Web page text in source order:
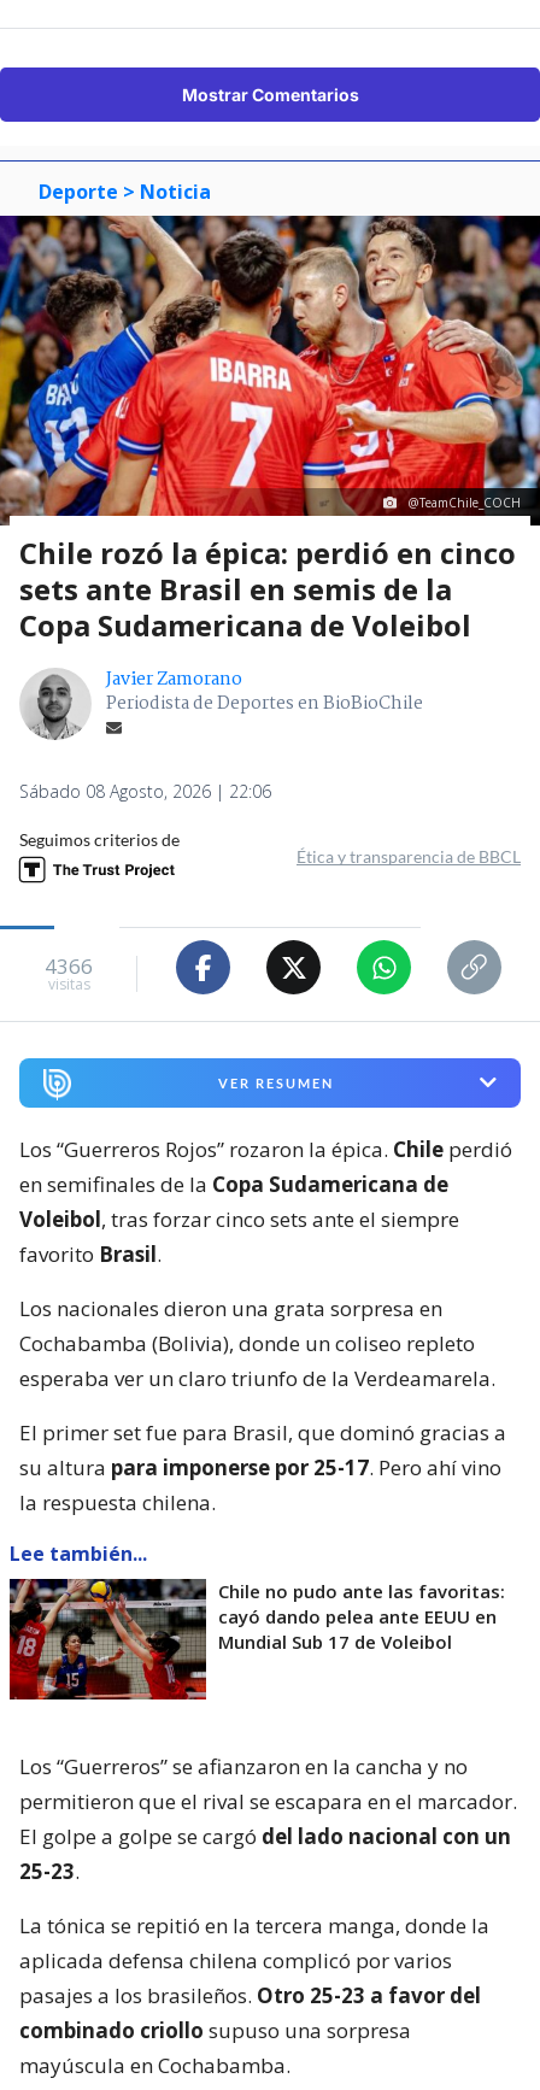
Mostrar Comentarios
Deporte > Noticia
@TeamChile_COCH
Chile rozó la épica: perdió en cinco
sets ante Brasil en semis de la
Copa Sudamericana de Voleibol
Javier Zamorano
Periodista de Deportes en BioBioChile
Sábado 08 Agosto, 2026 | 22:06
Seguimos criterios de
Ética y transparencia de BBCL
4366
visitas
VER RESUMEN
Los “Guerreros Rojos” rozaron la épica. Chile perdió
en semifinales de la Copa Sudamericana de
Voleibol, tras forzar cinco sets ante el siempre
favorito Brasil.
Los nacionales dieron una grata sorpresa en
Cochabamba (Bolivia), donde un coliseo repleto
esperaba ver un claro triunfo de la Verdeamarela.
El primer set fue para Brasil, que dominó gracias a
su altura para imponerse por 25-17. Pero ahí vino
la respuesta chilena.
Lee también...
Chile no pudo ante las favoritas:
cayó dando pelea ante EEUU en
Mundial Sub 17 de Voleibol
Los “Guerreros” se afianzaron en la cancha y no
permitieron que el rival se escapara en el marcador.
El golpe a golpe se cargó del lado nacional con un
25-23.
La tónica se repitió en la tercera manga, donde la
aplicada defensa chilena complicó por varios
pasajes a los brasileños. Otro 25-23 a favor del
combinado criollo supuso una sorpresa
mayúscula en Cochabamba.